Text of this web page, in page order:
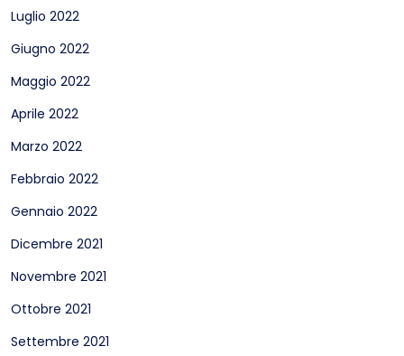
Luglio 2022
Giugno 2022
Maggio 2022
Aprile 2022
Marzo 2022
Febbraio 2022
Gennaio 2022
Dicembre 2021
Novembre 2021
Ottobre 2021
Settembre 2021